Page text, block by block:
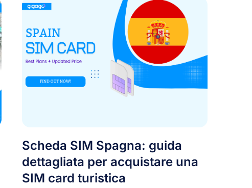
Scheda SIM Spagna: guida
dettagliata per acquistare una
SIM card turistica